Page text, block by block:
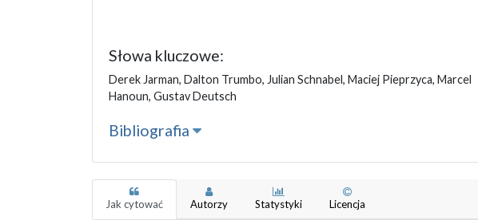
Słowa kluczowe:
Derek Jarman, Dalton Trumbo, Julian Schnabel, Maciej Pieprzyca, Marcel
Hanoun, Gustav Deutsch
Bibliografia
Jak cytować Autorzy Statystyki Licencja